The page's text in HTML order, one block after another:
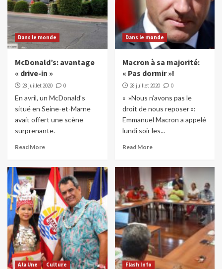
Dans le monde
McDonald’s: avantage
« drive-in »
28 juillet 2020 0
En avril, un McDonald’s
situé en Seine-et-Marne
avait offert une scène
surprenante.
Read More
Dans le monde
Macron à sa majorité:
« Pas dormir »!
28 juillet 2020 0
« »Nous n’avons pas le
droit de nous reposer »:
Emmanuel Macron a appelé
lundi soir les...
Read More
A la Une Culture Flash Info